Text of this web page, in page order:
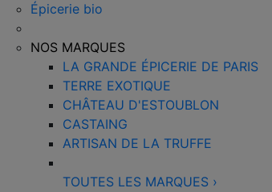
Épicerie bio
NOS MARQUES
LA GRANDE ÉPICERIE DE PARIS
TERRE EXOTIQUE
CHÂTEAU D'ESTOUBLON
CASTAING
ARTISAN DE LA TRUFFE
TOUTES LES MARQUES ›